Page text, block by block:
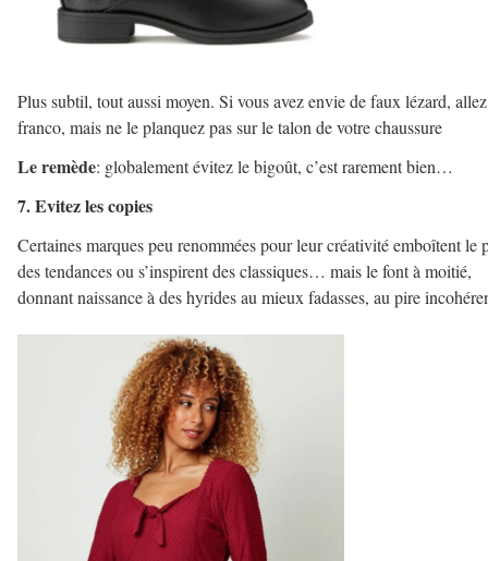
Plus subtil, tout aussi moyen. Si vous avez envie de faux lézard,
franco, mais ne le planquez pas sur le talon de votre chaussure
Le remède: globalement évitez le bigoût, c’est rarement bien…
7. Evitez les copies
Certaines marques peu renommées pour leur créativité emboîtent le
des tendances ou s’inspirent des classiques… mais le font à moitié,
donnant naissance à des hyrides au mieux fadasses, au pire